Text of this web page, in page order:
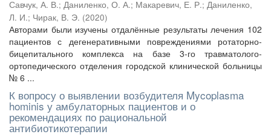
Савчук, А. В.; Даниленко, О. А.; Макаревич, Е. Р.; Даниленко,
Л. И.; Чирак, В. Э. (2020)
Авторами были изучены отдалённые результаты лечения 102
пациентов с дегенеративными повреждениями ротаторно-
бицепитального комплекса на базе 3-го травматолого-
ортопедического отделения городской клинической больницы
№ 6 ...
К вопросу о выявлении возбудителя Mycoplasma
hominis у амбулаторных пациентов и о
рекомендациях по рациональной
антибиотикотерапии